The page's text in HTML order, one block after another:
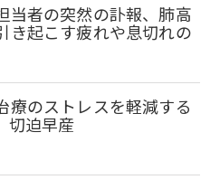
当者の突然の訃報、肺高
き起こす疲れや息切れの
療のストレスを軽減する
迫早産